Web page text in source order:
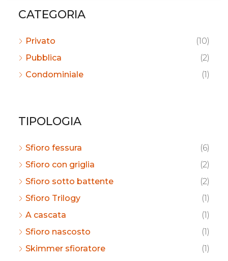
CATEGORIA
Privato
(10)
Pubblica
(2)
Condominiale
(1)
TIPOLOGIA
Sfioro fessura
(6)
Sfioro con griglia
(2)
Sfioro sotto battente
(2)
Sfioro Trilogy
(1)
A cascata
(1)
Sfioro nascosto
(1)
Skimmer sfioratore
(1)